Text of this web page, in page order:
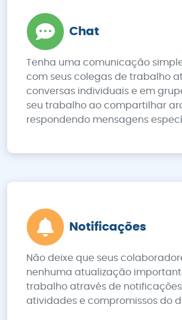
Chat
Tenha uma comunicação
com seus colegas de trabalho
conversas individuais e em
seu trabalho ao compartilhar
respondendo mensagens
Notificações
Não deixe que seus
nenhuma atualização
trabalho através de
atividades e compromissos do